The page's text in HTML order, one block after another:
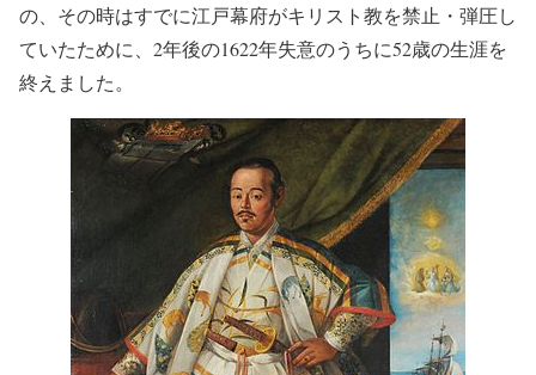
の、その時はすでに江戸幕府がキリスト教を禁止・弾圧し
ていたために、2年後の1622年失意のうちに52歳の生涯を
終えました。